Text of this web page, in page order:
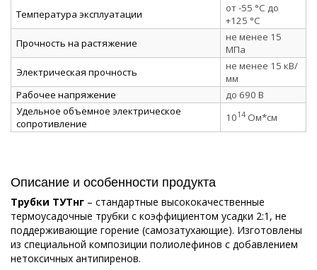
Температура эксплуатации
от -55 °C до
+125 °C
Прочность на растяжение
не менее 15
МПа
Электрическая прочность
не менее 15 кВ/
мм
Рабочее напряжение
до 690 В
Удельное объемное электрическое
сопротивление
1014 Ом*см
Описание и особенности продукта
Трубки ТУТнг – стандартные высококачественные
термоусадочные трубки с коэффициентом усадки 2:1, не
поддерживающие горение (самозатухающие). Изготовлены
из специальной композиции полиолефинов с добавлением
нетоксичных антипиренов.